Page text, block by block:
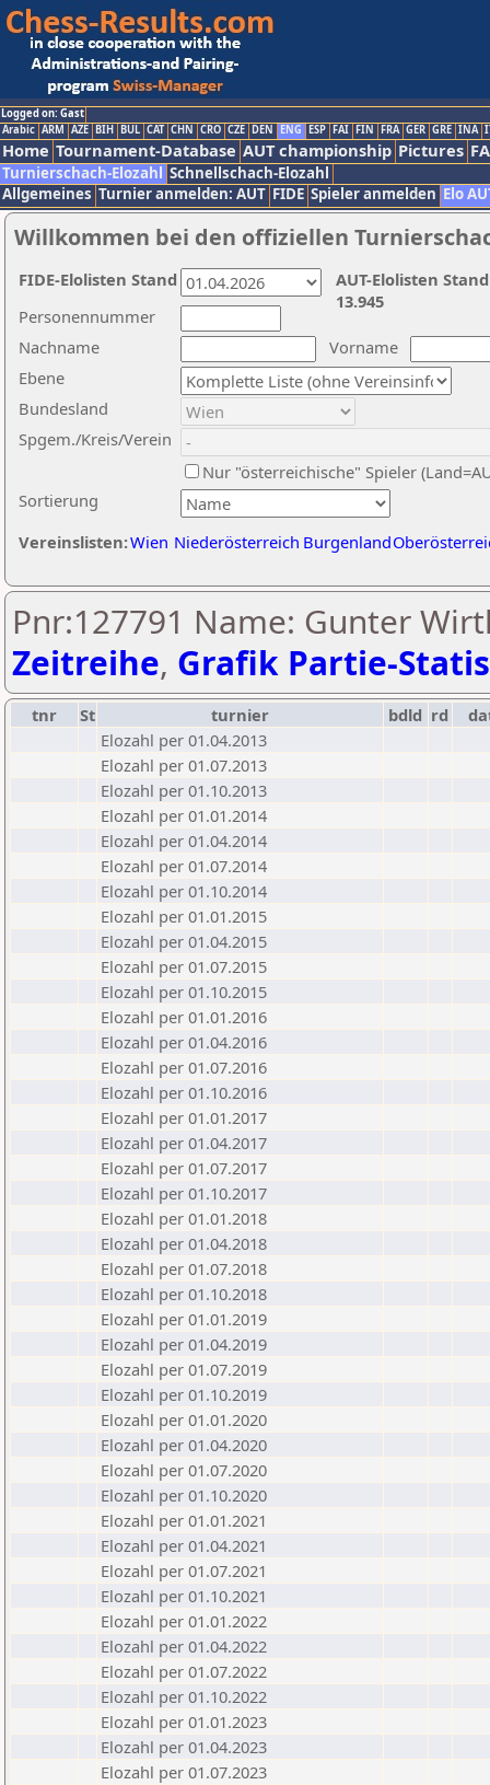
Logged on: Gast
Arabic ARM AZE BIH BUL CAT CHN CRO CZE DEN ENG ESP FAI FIN FRA GER GRE INA
Home Tournament-Database AUT championship Pictures
Turnierschach-Elozahl Schnellschach-Elozahl
Allgemeines Turnier anmelden: AUT FIDE Spieler anmelden Elo
Willkommen bei den offiziellen
Nachname
Vorname
Ebene
Sortierung
Personennummer
Bundesland
Spgem./Kreis/Verein
Nur "österreichische" Spieler
Vereinslisten:Wien Niederösterreich Burgenland
AUT-Elolisten
13.945
FIDE-Elolisten Stand
Pnr:127791 Name: Gunter
Zeitreihe, Grafik Partie-
tnr St turnier bdld rd
Elozahl per 01.04.2013
Elozahl per 01.07.2013
Elozahl per 01.10.2013
Elozahl per 01.01.2014
Elozahl per 01.04.2014
Elozahl per 01.07.2014
Elozahl per 01.10.2014
Elozahl per 01.01.2015
Elozahl per 01.04.2015
Elozahl per 01.07.2015
Elozahl per 01.10.2015
Elozahl per 01.01.2016
Elozahl per 01.04.2016
Elozahl per 01.07.2016
Elozahl per 01.10.2016
Elozahl per 01.01.2017
Elozahl per 01.04.2017
Elozahl per 01.07.2017
Elozahl per 01.10.2017
Elozahl per 01.01.2018
Elozahl per 01.04.2018
Elozahl per 01.07.2018
Elozahl per 01.10.2018
Elozahl per 01.01.2019
Elozahl per 01.04.2019
Elozahl per 01.07.2019
Elozahl per 01.10.2019
Elozahl per 01.01.2020
Elozahl per 01.04.2020
Elozahl per 01.07.2020
Elozahl per 01.10.2020
Elozahl per 01.01.2021
Elozahl per 01.04.2021
Elozahl per 01.07.2021
Elozahl per 01.10.2021
Elozahl per 01.01.2022
Elozahl per 01.04.2022
Elozahl per 01.07.2022
Elozahl per 01.10.2022
Elozahl per 01.01.2023
Elozahl per 01.04.2023
Elozahl per 01.07.2023